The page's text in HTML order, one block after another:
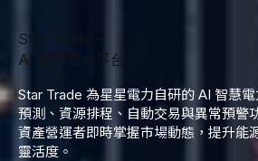
Star Trade –
AI 智慧電力平台
Star Trade 為星星電力自研的 AI 智慧
預測、資源排程、自動交易與異常預警
資產營運者即時掌握市場動態，提升能
靈活度。